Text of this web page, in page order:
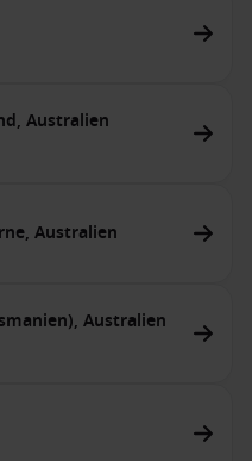
Australien
Australien
Australien